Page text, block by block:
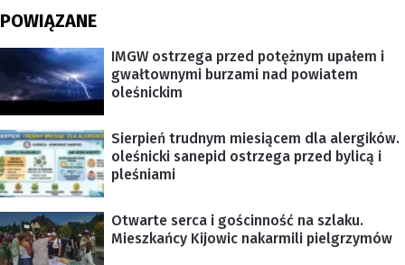
POWIĄZANE
IMGW ostrzega przed potężnym upałem i
gwałtownymi burzami nad powiatem
oleśnickim
Sierpień trudnym miesiącem dla alergików.
oleśnicki sanepid ostrzega przed bylicą i
pleśniami
Otwarte serca i gościnność na szlaku.
Mieszkańcy Kijowic nakarmili pielgrzymów